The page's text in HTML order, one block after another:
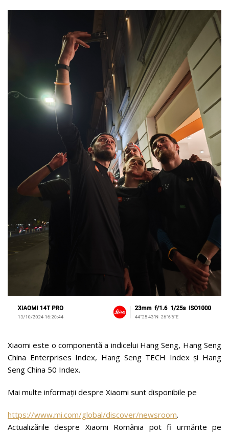
Xiaomi este o componentă a indicelui Hang Seng, Hang Seng
China Enterprises Index, Hang Seng TECH Index și Hang
Seng China 50 Index.
Mai multe informații despre Xiaomi sunt disponibile pe
https://www.mi.com/global/discover/newsroom.
Actualizările despre Xiaomi România pot fi urmărite pe